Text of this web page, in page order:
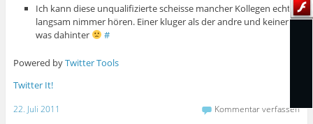
Ich kann diese unqualifizierte scheisse mancher Kollegen echt
langsam nimmer hören. Einer kluger als der andre und keiner
was dahinter
#
Powered byTwitter Tools
Twitter It!
22. Juli 2011 Kommentar verfassen